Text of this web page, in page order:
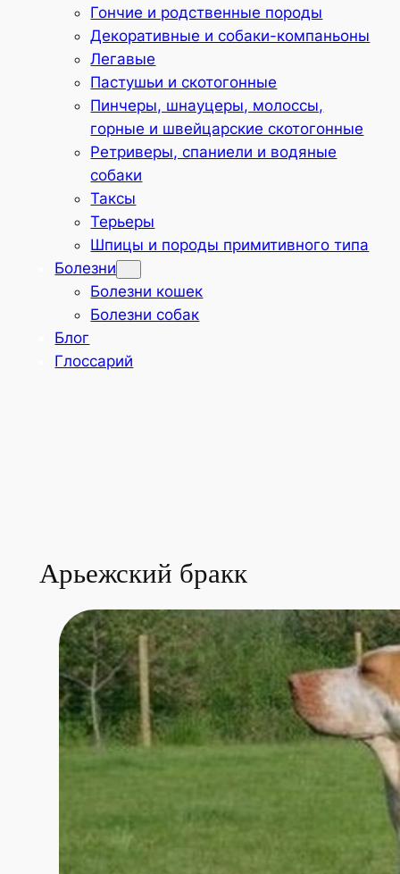
Гончие и родственные породы
Декоративные и собаки-компаньоны
Легавые
Пастушьи и скотогонные
Пинчеры, шнауцеры, молоссы,
горные и швейцарские скотогонные
Ретриверы, спаниели и водяные
собаки
Таксы
Терьеры
Шпицы и породы примитивного типа
Болезни
Болезни кошек
Болезни собак
Блог
Глоссарий
Арьежский бракк